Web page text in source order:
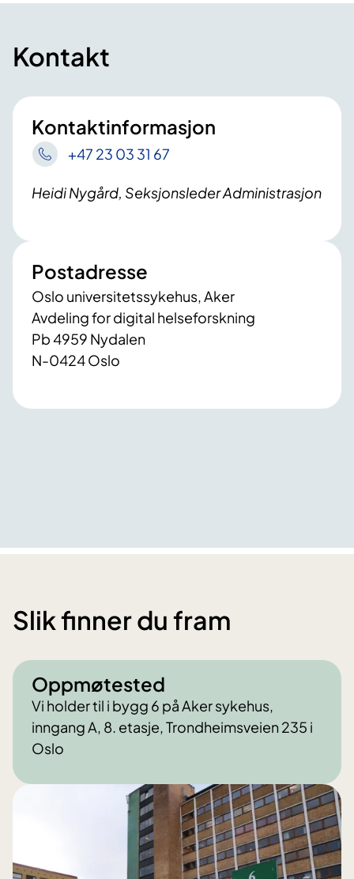
Kontakt
Kontaktinformasjon
+47 23 03 31 67
Heidi Nygård, Seksjonsleder Administrasjon
Postadresse
Oslo universitetssykehus, Aker
Avdeling for digital helseforskning
Pb 4959 Nydalen
N-0424 Oslo
Slik finner du fram
Oppmøtested
Vi holder til i bygg 6 på Aker sykehus,
inngang A, 8. etasje, Trondheimsveien 235 i
Oslo